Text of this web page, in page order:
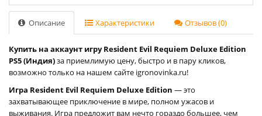
Описание Характеристики Отзывов (0)
Купить на аккаунт игру Resident Evil Requiem Deluxe Edition
PS5 (Индия)за приемлимую цену, быстро и в пару кликов,
возможно только на нашем сайте igronovinka.ru!
Игра Resident Evil Requiem Deluxe Edition — это
захватывающее приключение в мире, полном ужасов и
выживания. Игра предложит вам нечто гораздо большее, чем